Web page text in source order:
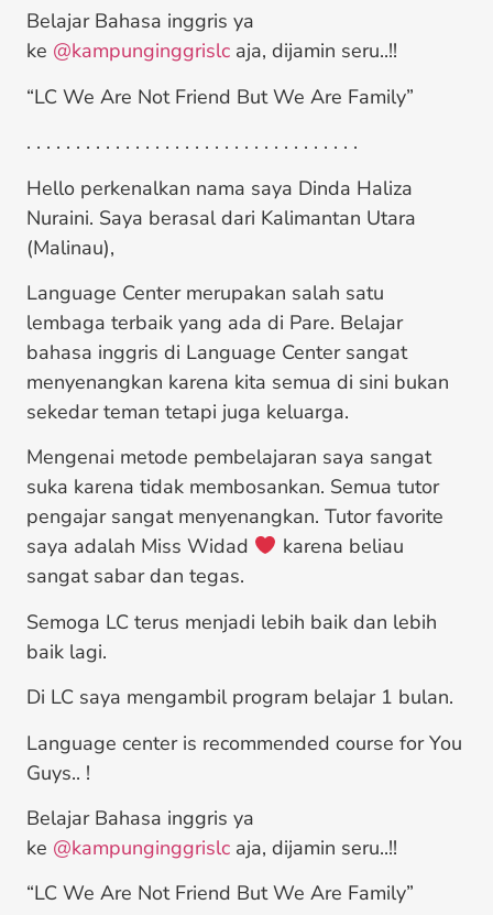
Belajar Bahasa inggris ya
ke @kampunginggrislc aja, dijamin seru..!!
“LC We Are Not Friend But We Are Family”
. . . . . . . . . . . . . . . . . . . . . . . . . . . . . . . . . .
Hello perkenalkan nama saya Dinda Haliza
Nuraini. Saya berasal dari Kalimantan Utara
(Malinau),
Language Center merupakan salah satu
lembaga terbaik yang ada di Pare. Belajar
bahasa inggris di Language Center sangat
menyenangkan karena kita semua di sini bukan
sekedar teman tetapi juga keluarga.
Mengenai metode pembelajaran saya sangat
suka karena tidak membosankan. Semua tutor
pengajar sangat menyenangkan. Tutor favorite
saya adalah Miss Widad
karena beliau
sangat sabar dan tegas.
Semoga LC terus menjadi lebih baik dan lebih
baik lagi.
Di LC saya mengambil program belajar 1 bulan.
Language center is recommended course for You
Guys.. !
Belajar Bahasa inggris ya
ke @kampunginggrislc aja, dijamin seru..!!
“LC We Are Not Friend But We Are Family”